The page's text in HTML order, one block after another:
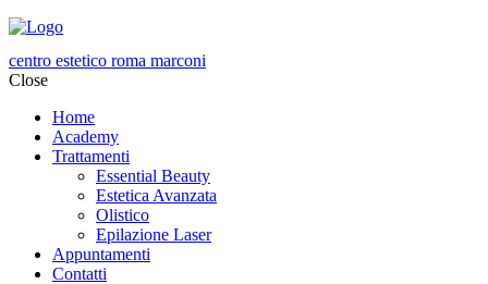
centro estetico roma marconi
Close
Home
Academy
Trattamenti
Essential Beauty
Estetica Avanzata
Olistico
Epilazione Laser
Appuntamenti
Contatti